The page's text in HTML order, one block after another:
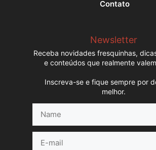
Contato
Newsletter
Receba novidades fresquinhas,
e conteúdos que realmente
Inscreva-se e fique sempre por
melhor.
mail